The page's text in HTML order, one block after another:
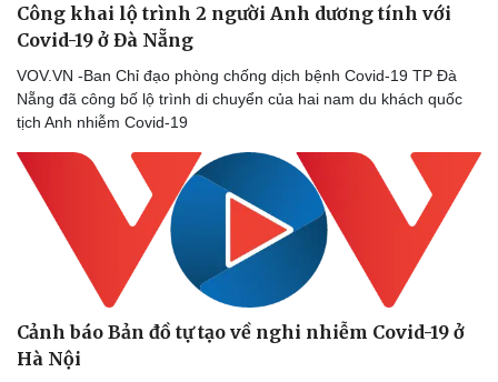
Công khai lộ trình 2 người Anh dương tính với
Covid-19 ở Đà Nẵng
VOV.VN -Ban Chỉ đạo phòng chống dịch bệnh Covid-19 TP Đà
Nẵng đã công bố lộ trình di chuyển của hai nam du khách quốc
tịch Anh nhiễm Covid-19
Cảnh báo Bản đồ tự tạo về nghi nhiễm Covid-19 ở
Hà Nội